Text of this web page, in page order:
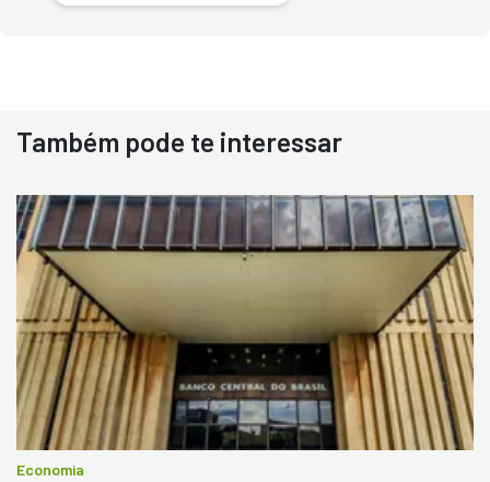
Destaque
Usado
Pá Carregadeira Cat 966
Ano 1987
R$ 145.000
Consultar
Também pode te interessar
Economia